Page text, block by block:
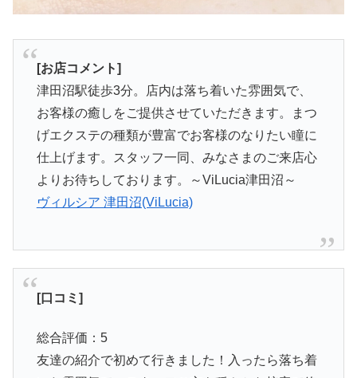
[お店コメント]
津田沼駅徒歩3分。店内は落ち着いた雰囲気で、
お客様の癒しをご提供させていただきます。まつ
げエクステの種類が豊富でお客様のなりたい瞳に
仕上げます。スタッフ一同、みなさまのご来店心
よりお待ちしております。～ViLucia津田沼～
ヴィルシア 津田沼(ViLucia)
[口コミ]
総合評価：5
友達の紹介で初めて行きました！入ったら落ち着